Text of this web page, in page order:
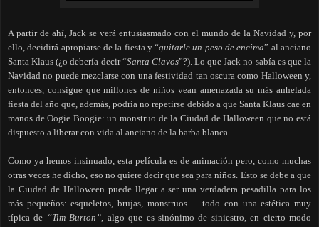
A partir de ahí, Jack se verá entusiasmado con el mundo de la Navidad y, por
ello, decidirá apropiarse de la fiesta y “quitarle un peso de encima” al anciano
Santa Klaus (¿o debería decir “Santa Clavos”?). Lo que Jack no sabía es que la
Navidad no puede mezclarse con una festividad tan oscura como Halloween y,
entonces, consigue que millones de niños vean amenazada su más anhelada
fiesta del año que, además, podría no repetirse debido a que Santa Klaus cae en
manos de Oogie Boogie: un monstruo de la Ciudad de Halloween que no está
dispuesto a liberar con vida al anciano de la barba blanca.
Como ya hemos insinuado, esta película es de animación pero, como muchas
otras veces he dicho, eso no quiere decir que sea para niños. Esto se debe a que
la Ciudad de Halloween puede llegar a ser una verdadera pesadilla para los
más pequeños: esqueletos, brujas, monstruos…. todo con una estética muy
típica de “Tim Burton”, algo que es sinónimo de siniestro, en cierto modo